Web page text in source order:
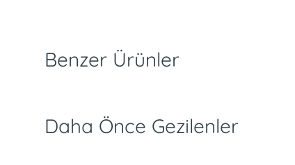
Benzer Ürünler
Daha Önce Gezilenler